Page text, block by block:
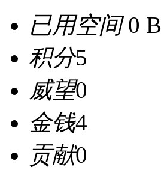
已用空间0 B
积分5
威望0
金钱4
贡献0